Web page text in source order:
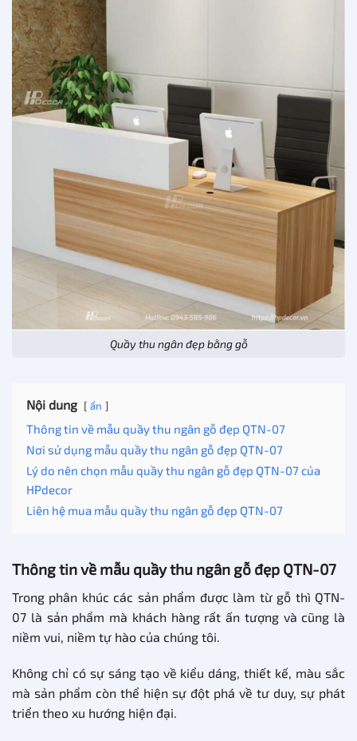
Quầy thu ngân đẹp bằng gỗ
Nội dung ẩn
Thông tin về mẫu quầy thu ngân gỗ đẹp QTN-07
Nơi sử dụng mẫu quầy thu ngân gỗ đẹp QTN-07
Lý do nên chọn mẫu quầy thu ngân gỗ đẹp QTN-07 của
HPdecor
Liên hệ mua mẫu quầy thu ngân gỗ đẹp QTN-07
Thông tin về mẫu quầy thu ngân gỗ đẹp QTN-07
Trong phân khúc các sản phẩm được làm từ gỗ thì QTN-
07 là sản phẩm mà khách hàng rất ấn tượng và cũng là
niềm vui, niềm tự hào của chúng tôi.
Không chỉ có sự sáng tạo về kiểu dáng, thiết kế, màu sắc
mà sản phẩm còn thể hiện sự đột phá về tư duy, sự phát
triển theo xu hướng hiện đại.